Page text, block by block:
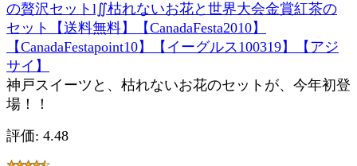
の贅沢セットl∬枯れないお花と世界大会金賞紅茶の
セット【送料無料】【CanadaFesta2010】
【CanadaFestapoint10】【イーグルス100319】【アジ
サイ】
神戸スイーツと、枯れないお花のセットが、今年初登
場！！
評価: 4.48